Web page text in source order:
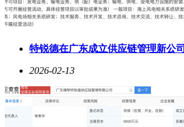
特锐德在广东成立供应链管理新公司
2026-02-13